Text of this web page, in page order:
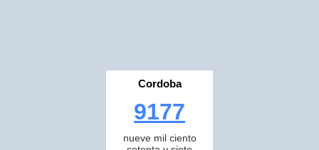
Cordoba
9177
nueve mil ciento